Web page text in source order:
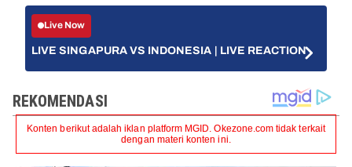
Live Now
LIVE SINGAPURA VS INDONESIA | LIVE REACTION